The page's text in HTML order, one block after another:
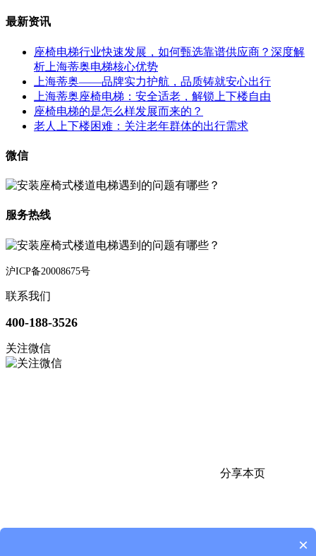
最新资讯
座椅电梯行业快速发展，如何甄选靠谱供应商？深度解
析上海蒂奥电梯核心优势
上海蒂奥——品牌实力护航，品质铸就安心出行
上海蒂奥座椅电梯：安全适老，解锁上下楼自由
座椅电梯的是怎么样发展而来的？
老人上下楼困难：关注老年群体的出行需求
微信
服务热线
沪ICP备20008675号
联系我们
400-188-3526
关注微信
分享本页
×